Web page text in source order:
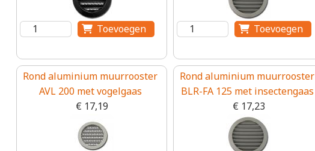
Rond aluminium muurrooster
AVL 200 met vogelgaas
€ 17,19
Rond aluminium muurrooster
BLR-FA 125 met insectengaas
€ 17,23